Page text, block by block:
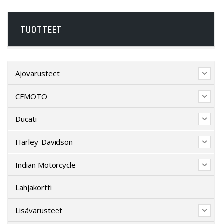
TUOTTEET
Ajovarusteet
CFMOTO
Ducati
Harley-Davidson
Indian Motorcycle
Lahjakortti
Lisävarusteet